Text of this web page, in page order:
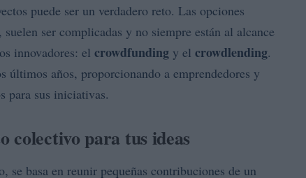
puede ser un verdadero reto. Las opciones
ser complicadas y no siempre están al alcance
innovadores: el crowdfunding y el crowdlending.
últimos años, proporcionando a emprendedores y
para sus iniciativas.
para tus ideas
se basa en reunir pequeñas contribuciones de un